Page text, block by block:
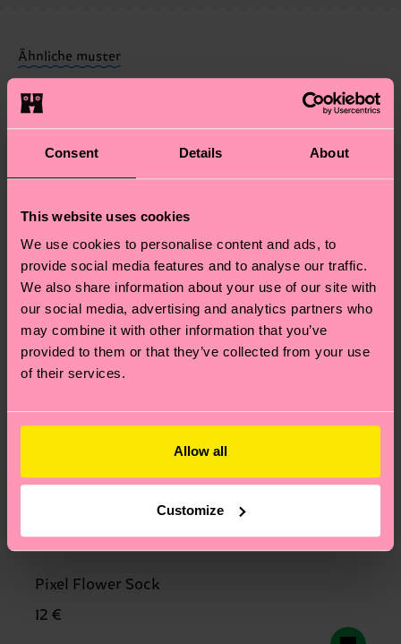
Consent Details About
This website uses cookies
We use cookies to personalise content and ads, to
provide social media features and to analyse our traffic.
We also share information about your use of our site with
our social media, advertising and analytics partners who
may combine it with other information that you’ve
provided to them or that they’ve collected from your use
of their services.
Allow all
Customize
dass es sich hierbei um einen Richtwert handelt
und die genaue Lieferzeit von der lokalen Post in
deinem Land abhängt.
Hilfebereich im ArtikelRetouren
findest du die
am häufigsten gestellten Fragen.
Ähnliche muster
Neuheit
Pixel Flower Sock
12 €